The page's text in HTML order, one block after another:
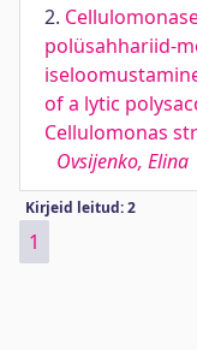
2.
polüsahhariid-
of a lytic
Cellulomonas
Ovsijenko, Elina
Kirjeid leitud: 2
1